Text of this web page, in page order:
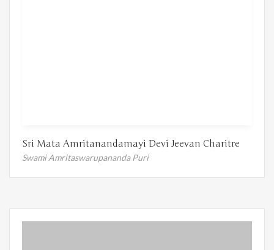
Sri Mata Amritanandamayi Devi Jeevan Charitre
Swami Amritaswarupananda Puri